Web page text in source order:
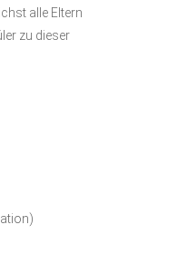
alle Eltern
zu dieser